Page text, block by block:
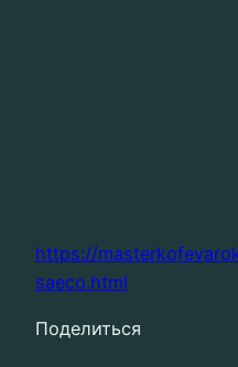
https://
saeco.html
Поделиться